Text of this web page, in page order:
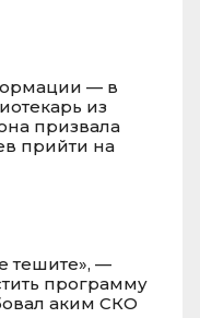
— в
из
призвала
прийти на
тешите», —
программу
аким СКО